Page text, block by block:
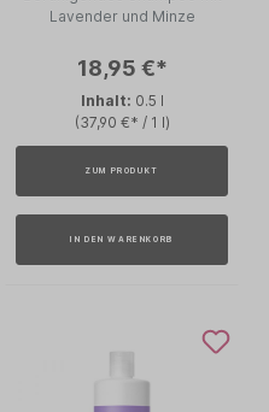
Lavender und Minze
18,95 €*
Inhalt: 0.5 l
(37,90 €* / 1 l)
ZUM PRODUKT
IN DEN WARENKORB